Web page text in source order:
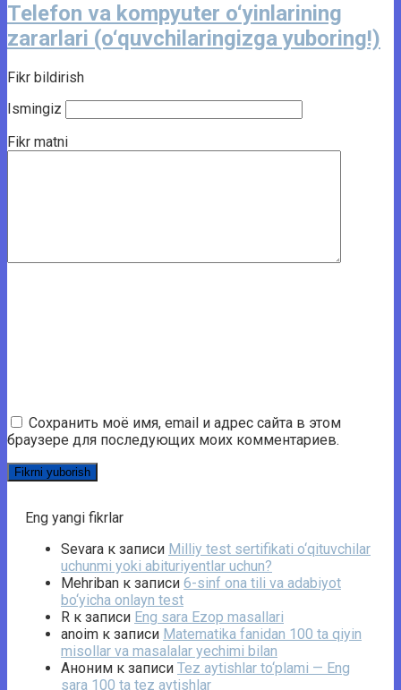
Telefon va kompyuter o‘yinlarining
zararlari (o‘quvchilaringizga yuboring!)
Fikr bildirish
Ismingiz
Fikr matni
Сохранить моё имя, email и адрес сайта в этом
браузере для последующих моих комментариев.
Eng yangi fikrlar
Sevara к записи Milliy test sertifikati o‘qituvchilar
uchunmi yoki abituriyentlar uchun?
Mehriban к записи 6-sinf ona tili va adabiyot
bo‘yicha onlayn test
R к записи Eng sara Ezop masallari
anoim к записи Matematika fanidan 100 ta qiyin
misollar va masalalar yechimi bilan
Аноним к записи Tez aytishlar to‘plami — Eng
sara 100 ta tez aytishlar